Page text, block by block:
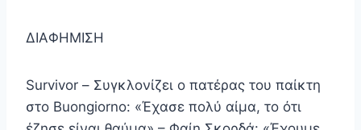
ΔΙΑΦΗΜΙΣΗ
Survivor – Συγκλονίζει ο πατέρας του παίκτη
στο Buongiorno: «Έχασε πολύ αίμα, το ότι